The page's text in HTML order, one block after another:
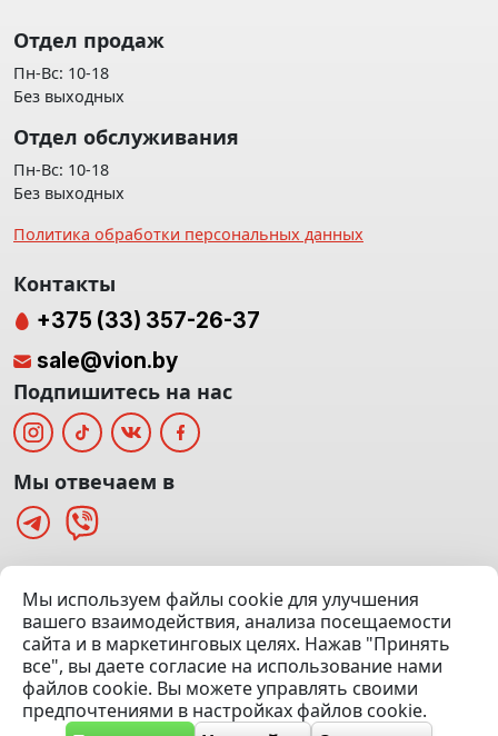
(Офис: 5 этаж | Осмотр авто: 5 этаж)
Посмотреть на карте
© 2020 — 2026 VION.BY — Продажа, выкуп и обмен | УНП
192961100 |Эвакуатор Минск
Отдел продаж
Пн-Вс: 10-18
Без выходных
Отдел обслуживания
Пн-Вс: 10-18
Без выходных
Политика обработки персональных данных
Мы используем файлы cookie для улучшения
вашего взаимодействия, анализа посещаемости
сайта и в маркетинговых целях. Нажав "Принять
все", вы даете согласие на использование нами
файлов cookie. Вы можете управлять своими
предпочтениями в настройках файлов cookie.
Контакты
+375 (33) 357-26-37
sale@vion.by
Подпишитесь на нас
Мы отвечаем в